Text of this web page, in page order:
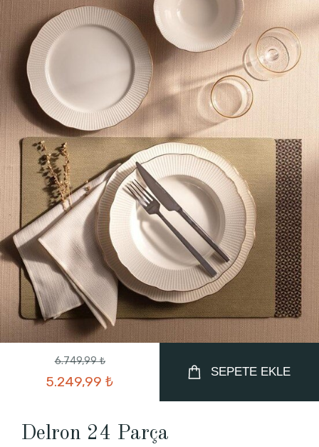
6.749,99 ₺
5.249,99 ₺
SEPETE EKLE
Delron 24 Parça